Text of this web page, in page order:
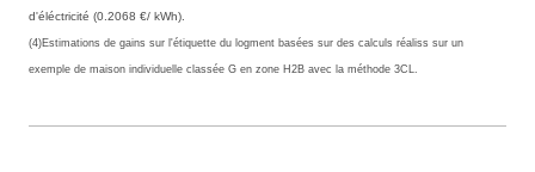
d'éléctricité (0.2068 €/ kWh).
(4)Estimations de gains sur l'étiquette du logment basées sur des calculs réaliss sur un
exemple de maison individuelle classée G en zone H2B avec la méthode 3CL.